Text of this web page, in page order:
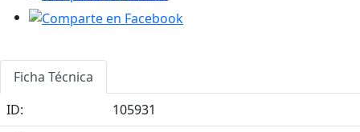
Ficha Técnica
ID:
105931